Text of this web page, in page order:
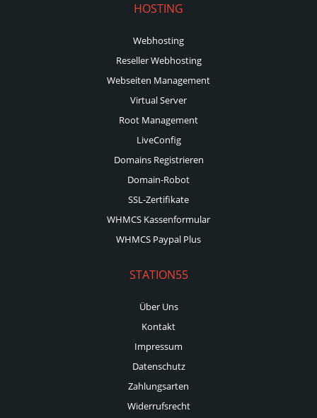
HOSTING
Webhosting
Reseller Webhosting
Webseiten Management
Virtual Server
Root Management
LiveConfig
Domains Registrieren
Domain-Robot
SSL-Zertifikate
WHMCS Kassenformular
WHMCS Paypal Plus
STATION55
Über Uns
Kontakt
Impressum
Datenschutz
Zahlungsarten
Widerrufsrecht